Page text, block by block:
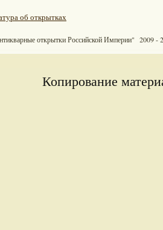
об открытках
открытки Российской Империи" 2009 -
Копирование